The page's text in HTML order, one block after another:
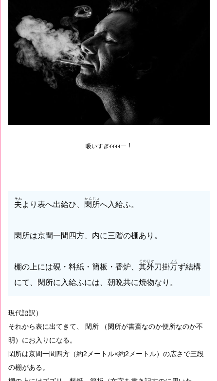
吸いすぎｨｨｨｨー！
夫
それ
より表へ出給ひ、 閑所
かんじょ
へ入給ふ。
閑所は京間一間四方、内に三階の棚あり。
棚の上には硯・料紙・簡板・香炉、 其外
そのほか
刀掛万
よろ
ず結構
にて、閑所に入給ふには、朝晩共に焼物なり。
現代語訳）
それから表に出てきて、 閑所 （閑所が書斎なのか便所なのか不
明）にお入りになる。
閑所は京間一間四方（約2メートル×約2メートル）の広さで三段
の棚がある。